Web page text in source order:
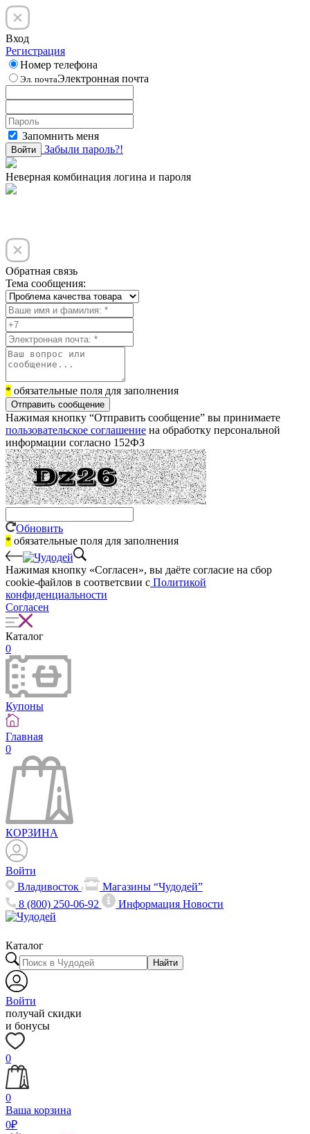
Вход
Регистрация
Номер телефона
Эл. почтаЭлектронная почта
Запомнить меня
Войти Забыли пароль?!
Неверная комбинация логина и пароля
Обратная связь
Тема сообщения:
* обязательные поля для заполнения
Отправить сообщение
Нажимая кнопку “Отправить сообщение” вы принимаете
пользовательское соглашение на обработку персональной
информации согласно 152ФЗ
Обновить
* обязательные поля для заполнения
Нажимая кнопку «Согласен», вы даёте cогласие на сбор
cookie-файлов в соответсвии с Политикой
конфиденциальности
Согласен
Каталог
0
Купоны
Главная
0
КОРЗИНА
Войти
Владивосток
Магазины “Чудодей”
8 (800) 250-06-92
ИнформацияНовости
Каталог
Найти
Войти
получай скидки
и бонусы
0
0
Ваша корзина
0₽